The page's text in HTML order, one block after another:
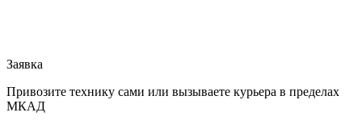
Заявка
Привозите технику сами или вызываете курьера в пределах
МКАД